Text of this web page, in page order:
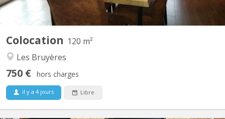
Colocation 120 m²
Les Bruyères
750 € hors charges
il y a 4 jours Libre